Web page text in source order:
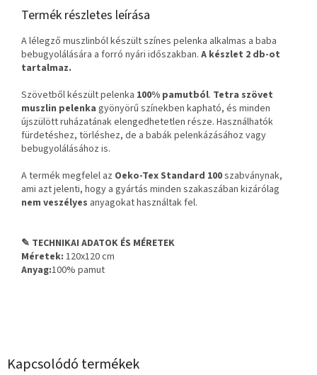
Kapcsolódó termékek
Termék részletes leírása
A lélegző muszlinból készült színes pelenka alkalmas a baba
bebugyolálására a forró nyári időszakban. A készlet 2 db-ot
tartalmaz.
Szövetből készült pelenka 100% pamutból. Tetra szövet
muszlin pelenka gyönyörű színekben kapható, és minden
újszülött ruházatának elengedhetetlen része. Használhatók
fürdetéshez, törléshez, de a babák pelenkázásához vagy
bebugyolálásához is.
A termék megfelel az Oeko-Tex Standard 100szabványnak,
ami azt jelenti, hogy a gyártás minden szakaszában kizárólag
nem veszélyes anyagokat használtak fel.
✎ TECHNIKAI ADATOK ÉS MÉRETEK
Méretek: 120x120 cm
Anyag:100% pamut